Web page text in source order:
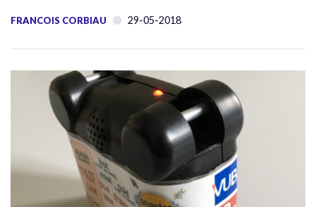
FRANCOIS CORBIAU 29-05-2018